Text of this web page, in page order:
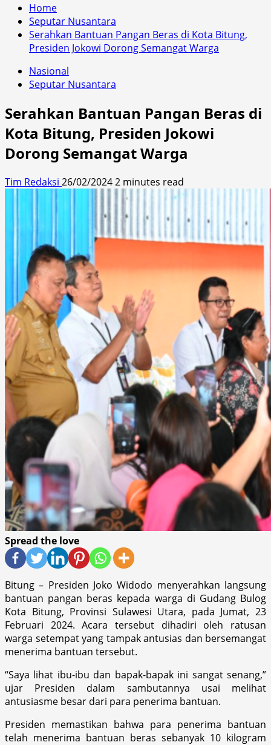
Home
Seputar Nusantara
Serahkan Bantuan Pangan Beras di Kota Bitung,
Presiden Jokowi Dorong Semangat Warga
Nasional
Seputar Nusantara
Serahkan Bantuan Pangan Beras di
Kota Bitung, Presiden Jokowi
Dorong Semangat Warga
Tim Redaksi 26/02/20242 minutes read
Spread the love
Bitung – Presiden Joko Widodo menyerahkan langsung
bantuan pangan beras kepada warga di Gudang Bulog
Kota Bitung, Provinsi Sulawesi Utara, pada Jumat, 23
Februari 2024. Acara tersebut dihadiri oleh ratusan
warga setempat yang tampak antusias dan bersemangat
menerima bantuan tersebut.
“Saya lihat ibu-ibu dan bapak-bapak ini sangat senang,”
ujar Presiden dalam sambutannya usai melihat
antusiasme besar dari para penerima bantuan.
Presiden memastikan bahwa para penerima bantuan
telah menerima bantuan beras sebanyak 10 kilogram